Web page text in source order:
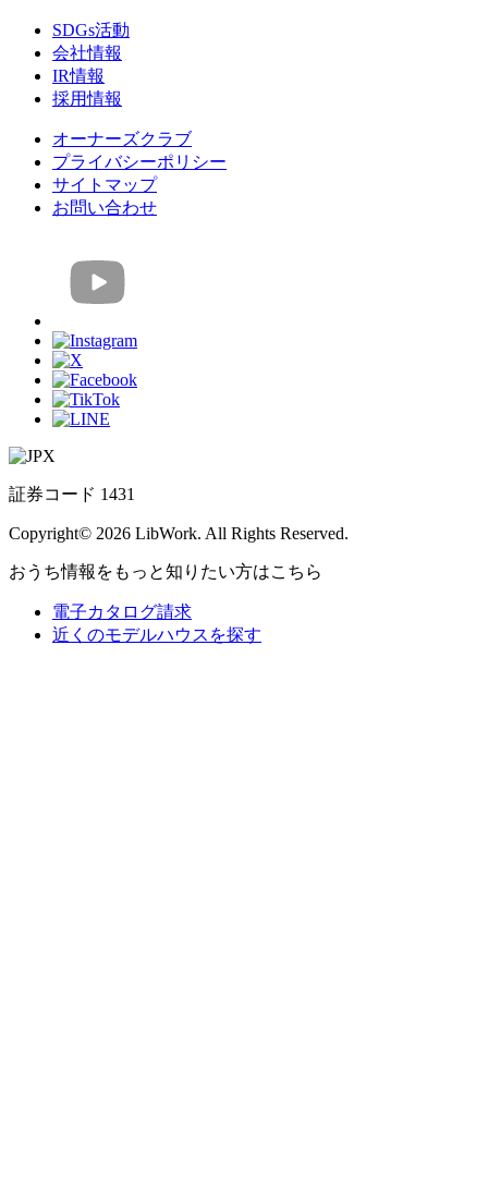
SDGs活動
会社情報
IR情報
採用情報
オーナーズクラブ
プライバシーポリシー
サイトマップ
お問い合わせ
証券コード 1431
Copyright© 2026 LibWork. All Rights Reserved.
おうち情報をもっと知りたい方はこちら
電子カタログ請求
近くのモデルハウスを探す